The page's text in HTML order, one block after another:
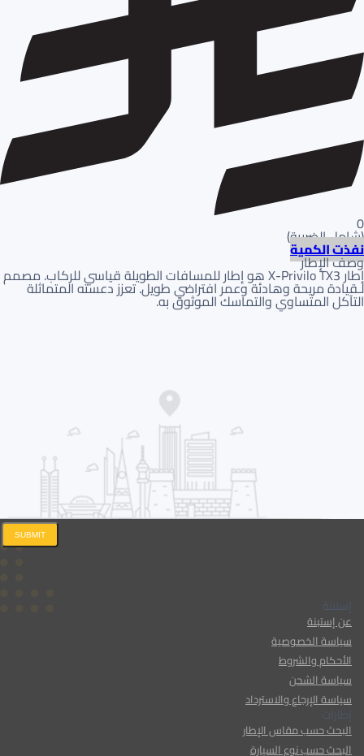
0
(شامل الضريبة)
نفذت الكمية
وصف الإطار
إطار X-Privilo TX3 هو إطار للمسافات الطويلة قياسي للركاب. مصمم
لـقيادة مريحة وهادئة وعمر افتراضي طويل. تعزز دعسته المتماثلة
التآكل المتساوي والتماسك الموثوق به.
إستبنة
عن إستبنة
سياسة الخصوصية
الأحكام والشروط
سياسة الشحن
سياسة الإرجاع والاسترداد
إطارات
البحث حسب مقاس الإطار
البحث حسب نوع السيارة
SUBMIT